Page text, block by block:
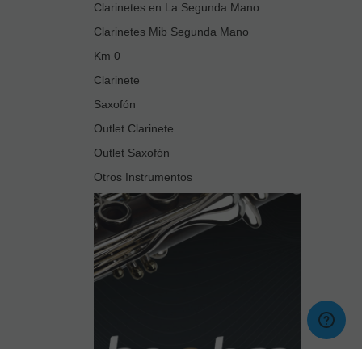
Clarinetes en La Segunda Mano
Clarinetes Mib Segunda Mano
Km 0
Clarinete
Saxofón
Outlet Clarinete
Outlet Saxofón
Otros Instrumentos